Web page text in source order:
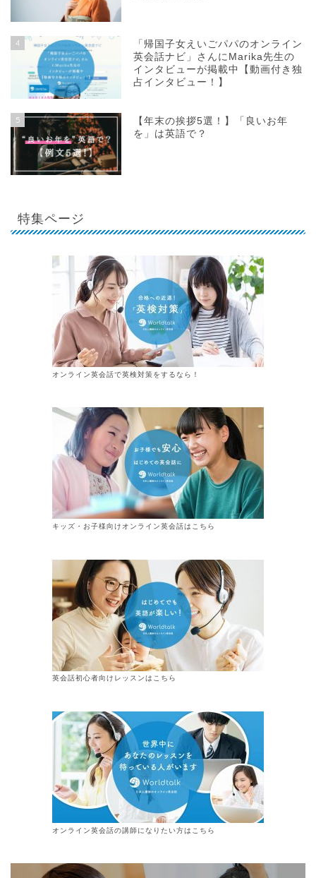
4
「帰国子女えいごパパのオンライン
英会話ナビ」さんにMarika先生の
インタビューが掲載中【動画付き独
占インタビュー！】
5
【年末の挨拶5選！】「良いお年
を」は英語で？
特集ページ
オンライン英会話で英検対策をするなら！
キッズ・お子様向けオンライン英会話はこちら
英会話初心者向けレッスンはこちら
オンライン英会話の講師になりたい方はこちら